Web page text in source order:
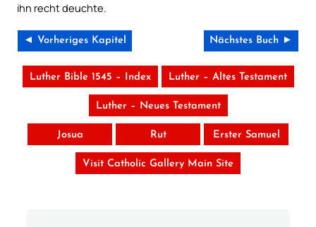
ihn recht deuchte.
◄ Vorheriges Kapitel Nächstes Buch ►
Luther Bible 1545 – Index Luther – Altes Testament
Luther – Neues Testament
Josua Rut Erster Samuel
Visit Catholic Gallery Main Site